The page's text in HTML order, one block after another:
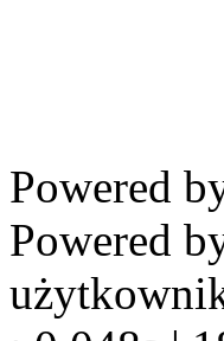
Powered
Powered